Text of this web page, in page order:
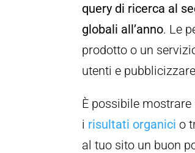
query di ricerca al
globali all’anno. Le
prodotto o un
utenti e
È possibile
i risultati organici o
al tuo sito un buon